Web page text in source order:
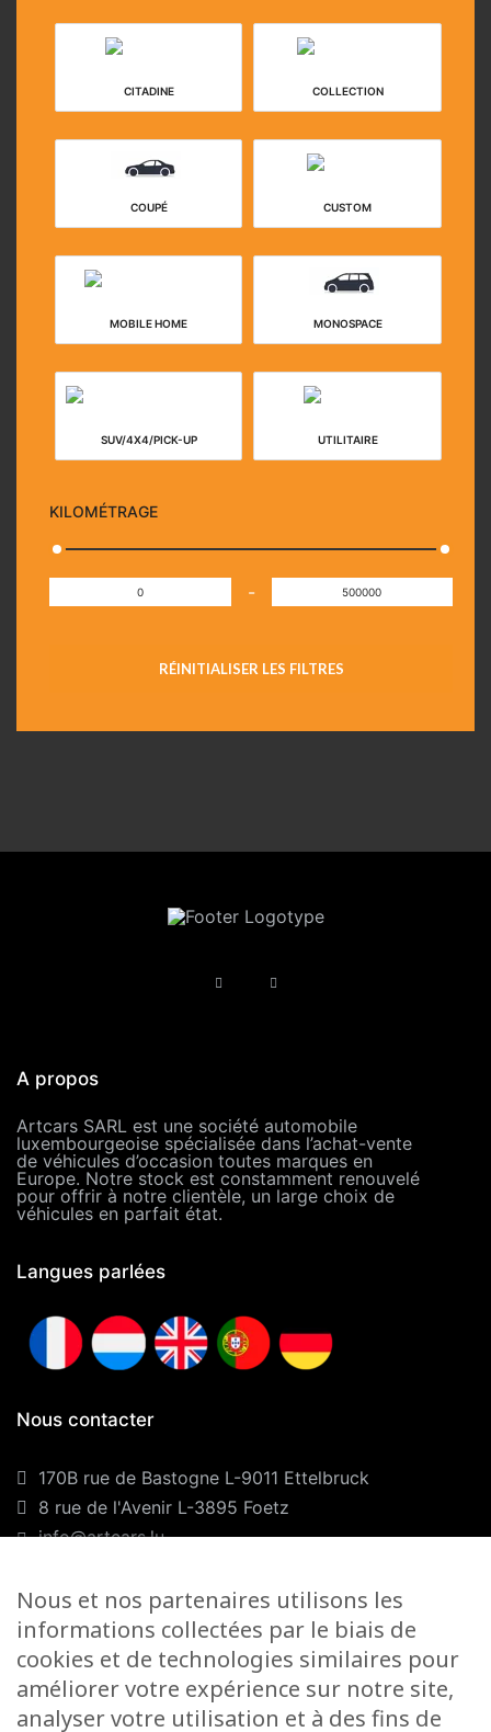
CITADINE COLLECTION
COUPÉ CUSTOM
MOBILE HOME MONOSPACE
SUV/4X4/PICK-UP UTILITAIRE
KILOMÉTRAGE
-
RÉINITIALISER LES FILTRES
A propos
Artcars SARL est une société automobile
luxembourgeoise spécialisée dans l’achat-vente
de véhicules d’occasion toutes marques en
Europe. Notre stock est constamment renouvelé
pour offrir à notre clientèle, un large choix de
véhicules en parfait état.
Langues parlées
Nous contacter
170B rue de Bastogne L-9011 Ettelbruck
8 rue de l'Avenir L-3895 Foetz
info@artcars.lu
GSM :+352 661 701 701
Nos horaires
Lundi-Vendredi :9H00/12H00 & 13H00/18H00
Nous et nos partenaires utilisons les
informations collectées par le biais de
cookies et de technologies similaires pour
améliorer votre expérience sur notre site,
analyser votre utilisation et à des fins de